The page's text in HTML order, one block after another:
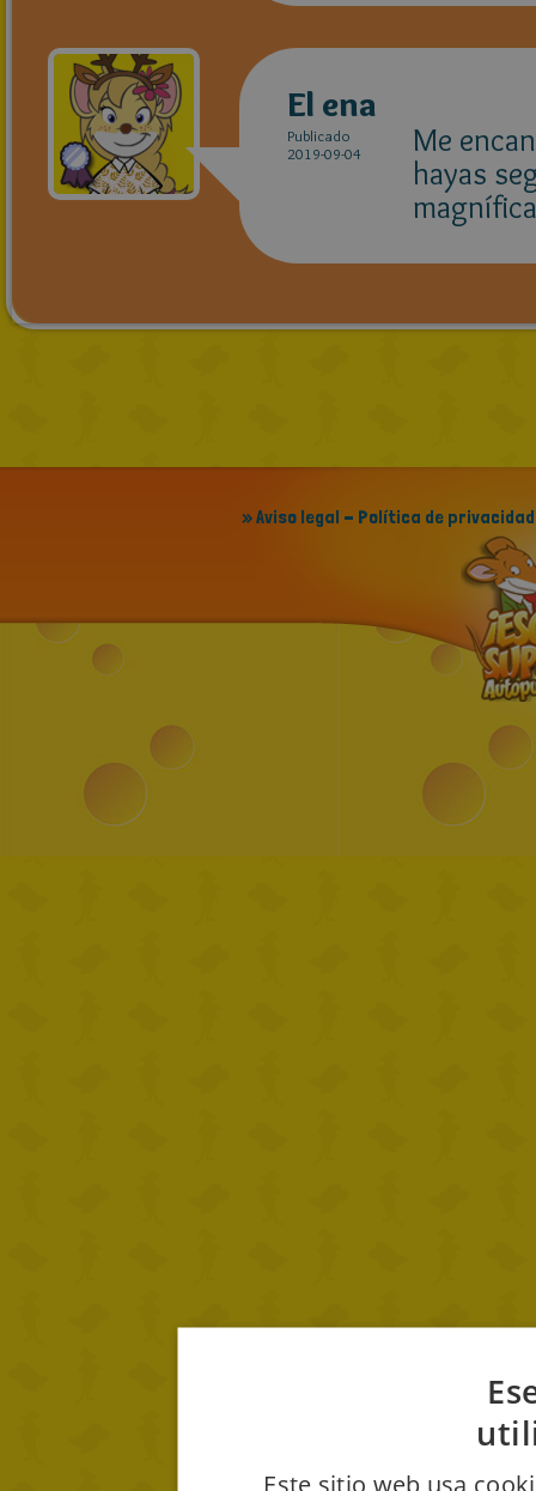
El ena
Publicado
2019-09-04
Me
hayas
» Aviso legal - Política de privacidad
Este sitio web usa